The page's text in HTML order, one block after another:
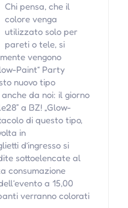
Chi pensa, che il
colore venga
utilizzato solo per
pareti o tele, si
vengono
Paint“ Party
nuovo tipo
da noi: il giorno
a BZ! „Glow-
di questo tipo,
in
d’ingresso si
sottoelencate al
consumazione
a 15,00
verranno colorati